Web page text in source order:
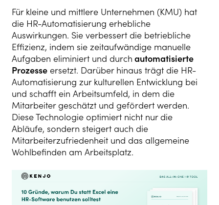
Für kleine und mittlere Unternehmen (KMU) hat
die HR-Automatisierung erhebliche
Auswirkungen. Sie verbessert die betriebliche
Effizienz, indem sie zeitaufwändige manuelle
Aufgaben eliminiert und durch automatisierte
Prozesse ersetzt. Darüber hinaus trägt die HR-
Automatisierung zur kulturellen Entwicklung bei
und schafft ein Arbeitsumfeld, in dem die
Mitarbeiter geschätzt und gefördert werden.
Diese Technologie optimiert nicht nur die
Abläufe, sondern steigert auch die
Mitarbeiterzufriedenheit und das allgemeine
Wohlbefinden am Arbeitsplatz.